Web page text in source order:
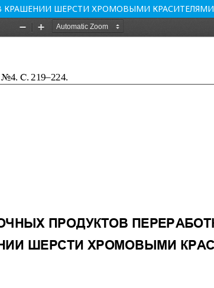
КРАШЕНИИ ШЕРСТИ ХРОМОВЫМИ КРАСИТЕЛЯМИ